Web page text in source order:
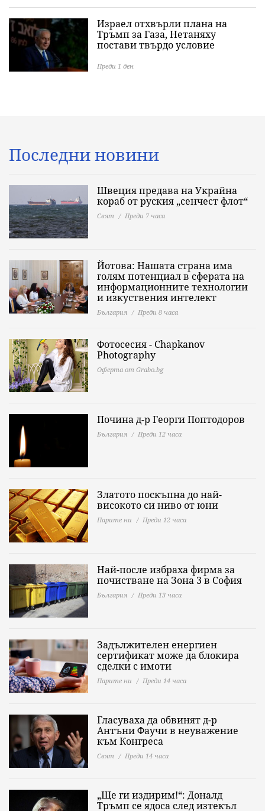
Израел отхвърли плана на
Тръмп за Газа, Нетаняху
постави твърдо условие
Преди 1 ден
Последни новини
Швеция предава на Украйна
кораб от руския „сенчест флот“
Свят Преди 7 часа
Йотова: Нашата страна има
голям потенциал в сферата на
информационните технологии
и изкуствения интелект
България Преди 8 часа
Фотосесия - Chapkanov
Photography
Оферта от Grabo.bg
Почина д-р Георги Поптодоров
България Преди 12 часа
Златото поскъпна до най-
високото си ниво от юни
Парите ни Преди 12 часа
Най-после избраха фирма за
почистване на Зона 3 в София
България Преди 13 часа
Задължителен енергиен
сертификат може да блокира
сделки с имоти
Парите ни Преди 14 часа
Гласуваха да обвинят д-р
Антъни Фаучи в неуважение
към Конгреса
Свят Преди 14 часа
„Ще ги издирим!“: Доналд
Тръмп се ядоса след изтекъл